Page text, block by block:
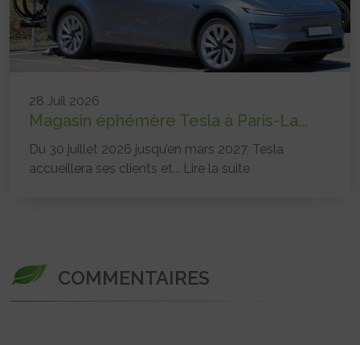
28 Juil 2026
Magasin éphémère Tesla à Paris-La...
Du 30 juillet 2026 jusqu’en mars 2027, Tesla
accueillera ses clients et... Lire la suite
COMMENTAIRES